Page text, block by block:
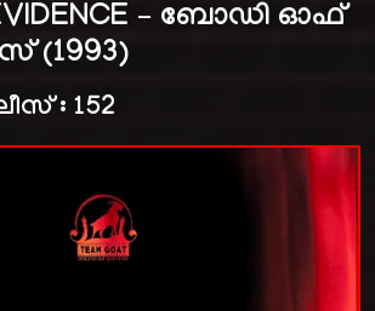
– ബോഡി ഓഫ്
(1993)
: 152